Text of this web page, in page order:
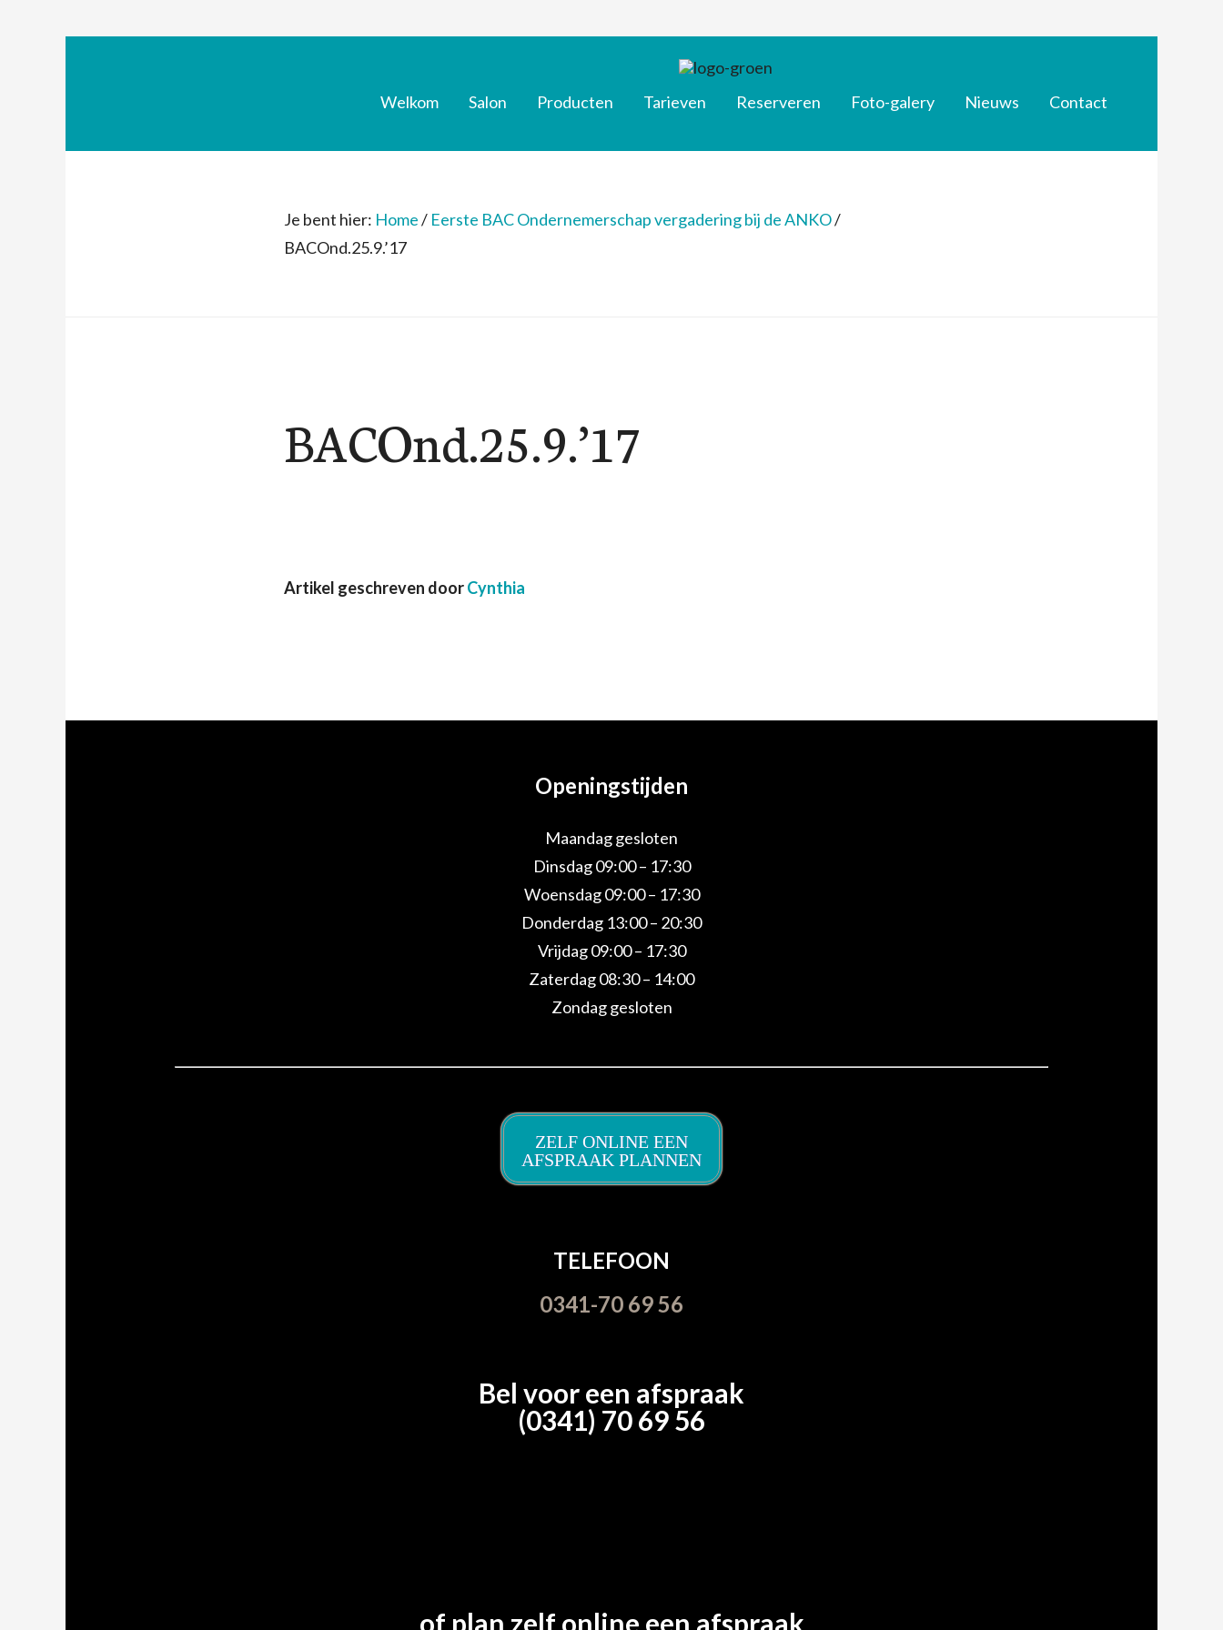
Welkom Salon Producten Tarieven Reserveren Foto-galery Nieuws Contact
Je bent hier: Home/ Eerste BAC Ondernemerschap vergadering bij de ANKO/
BACOnd.25.9.’17
BACOnd.25.9.’17
Artikel geschreven doorCynthia
Openingstijden
Maandag gesloten
Dinsdag 09:00 – 17:30
Woensdag 09:00 – 17:30
Donderdag 13:00 – 20:30
Vrijdag 09:00 – 17:30
Zaterdag 08:30 – 14:00
Zondag gesloten
ZELF ONLINE EEN
AFSPRAAK PLANNEN
TELEFOON
0341-70 69 56
Bel voor een afspraak
(0341) 70 69 56
of plan zelf online een afspraak